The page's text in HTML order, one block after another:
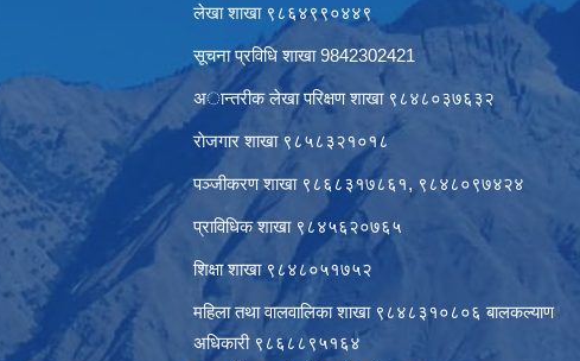
लेखा शाखा ९८६४९९०४४९
सूचना प्रविधि शाखा 9842302421
अान्तरीक लेखा परिक्षण शाखा ९८४८०३७६३२
राेजगार शाखा ९८५८३२१०१८
पञ्जीकरण शाखा ९८६८३१७८६१, ९८४८०९७४२४
प्राविधिक शाखा ९८४५६२०७६५
शिक्षा शाखा ९८४८०५१७५२
महिला तथा वालवालिका शाखा ९८४८३१०८०६ बालकल्याण
अधिकारी ९८६८८९५१६४